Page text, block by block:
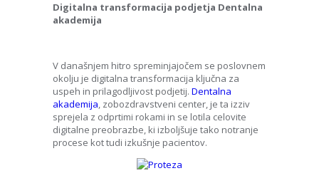
Digitalna transformacija podjetja Dentalna
akademija
V današnjem hitro spreminjajočem se poslovnem
okolju je digitalna transformacija ključna za
uspeh in prilagodljivost podjetij. Dentalna
akademija, zobozdravstveni center, je ta izziv
sprejela z odprtimi rokami in se lotila celovite
digitalne preobrazbe, ki izboljšuje tako notranje
procese kot tudi izkušnje pacientov.